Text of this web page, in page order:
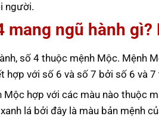
người.
mang ngũ hành
số 4 thuộc mệnh Mộc. Mệnh
hợp với số 6 và số 7 bởi số 6 và
Mộc hợp với các màu nào thuộc
lá bởi đây là màu bản mệnh